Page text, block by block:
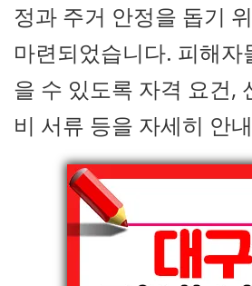
정과 주거 안정을 돕기
마련되었습니다. 피해자
을 수 있도록 자격 요건,
비 서류 등을 자세히 안